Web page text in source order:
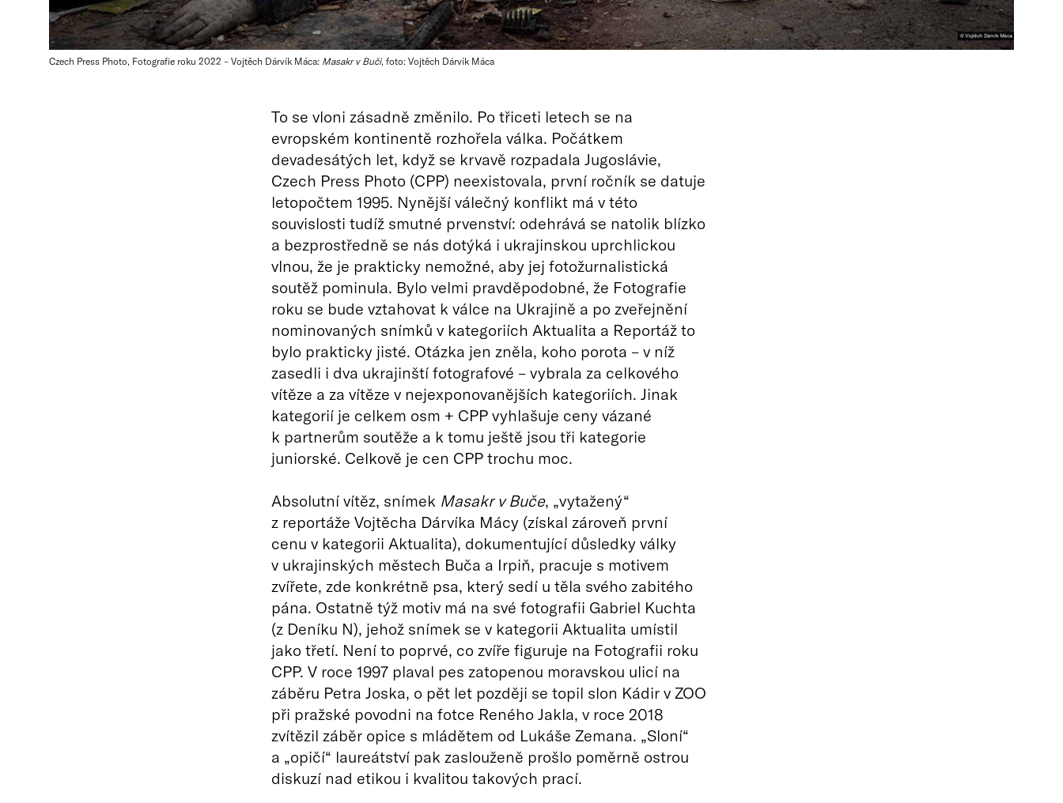
Czech Press Photo, Fotografie roku 2022 – Vojtěch Dárvík Máca: Masakr v Buči, foto: Vojtěch Dárvík Máca
To se vloni zásadně změnilo. Po třiceti letech se na
evropském kontinentě rozhořela válka. Počátkem
devadesátých let, když se krvavě rozpadala Jugoslávie,
Czech Press Photo (CPP) neexistovala, první ročník se datuje
letopočtem 1995. Nynější válečný konflikt má v této
souvislosti tudíž smutné prvenství: odehrává se natolik blízko
a bezprostředně se nás dotýká i ukrajinskou uprchlickou
vlnou, že je prakticky nemožné, aby jej fotožurnalistická
soutěž pominula. Bylo velmi pravděpodobné, že Fotografie
roku se bude vztahovat k válce na Ukrajině a po zveřejnění
nominovaných snímků v kategoriích Aktualita a Reportáž to
bylo prakticky jisté. Otázka jen zněla, koho porota – v níž
zasedli i dva ukrajinští fotografové – vybrala za celkového
vítěze a za vítěze v nejexponovanějších kategoriích. Jinak
kategorií je celkem osm + CPP vyhlašuje ceny vázané
k partnerům soutěže a k tomu ještě jsou tři kategorie
juniorské. Celkově je cen CPP trochu moc.
Absolutní vítěz, snímek Masakr v Buče, „vytažený“
z reportáže Vojtěcha Dárvíka Mácy (získal zároveň první
cenu v kategorii Aktualita), dokumentující důsledky války
v ukrajinských městech Buča a Irpiň, pracuje s motivem
zvířete, zde konkrétně psa, který sedí u těla svého zabitého
pána. Ostatně týž motiv má na své fotografii Gabriel Kuchta
(z Deníku N), jehož snímek se v kategorii Aktualita umístil
jako třetí. Není to poprvé, co zvíře figuruje na Fotografii roku
CPP. V roce 1997 plaval pes zatopenou moravskou ulicí na
záběru Petra Joska, o pět let později se topil slon Kádir v ZOO
při pražské povodni na fotce Reného Jakla, v roce 2018
zvítězil záběr opice s mládětem od Lukáše Zemana. „Sloní“
a „opičí“ laureátství pak zaslouženě prošlo poměrně ostrou
diskuzí nad etikou i kvalitou takových prací.